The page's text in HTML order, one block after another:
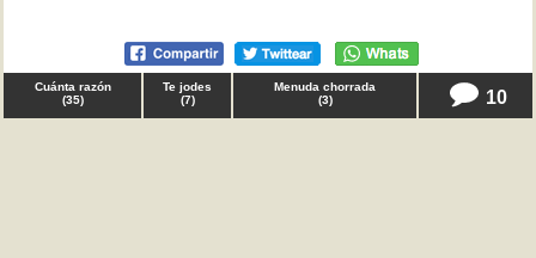
Cuánta razón
(35)
Te jodes
(7)
Menuda chorrada
(3) 10